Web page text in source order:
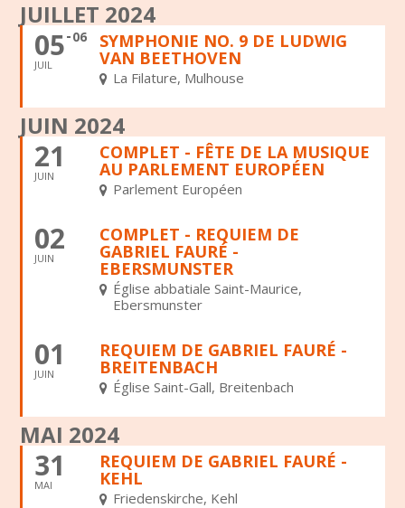
JUILLET 2024
05
JUIL
06 SYMPHONIE NO. 9 DE LUDWIG
VAN BEETHOVEN
La Filature, Mulhouse
JUIN 2024
21
JUIN
COMPLET - FÊTE DE LA MUSIQUE
AU PARLEMENT EUROPÉEN
Parlement Européen
02
JUIN
COMPLET - REQUIEM DE
GABRIEL FAURÉ -
EBERSMUNSTER
Église abbatiale Saint-Maurice,
Ebersmunster
01
JUIN
REQUIEM DE GABRIEL FAURÉ -
BREITENBACH
Église Saint-Gall, Breitenbach
MAI 2024
31
MAI
REQUIEM DE GABRIEL FAURÉ -
KEHL
Friedenskirche, Kehl